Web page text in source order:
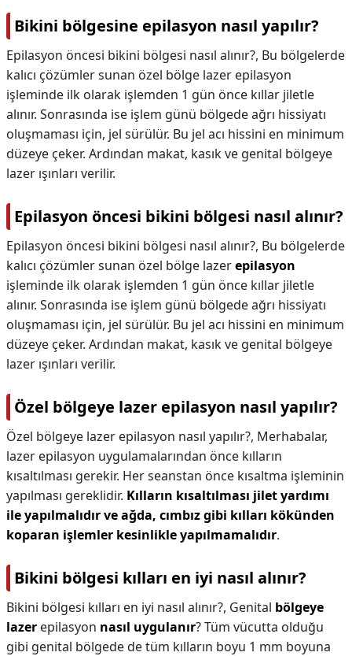
Bikini bölgesine epilasyon nasıl yapılır?
Epilasyon öncesi bikini bölgesi nasıl alınır?, Bu bölgelerde
kalıcı çözümler sunan özel bölge lazer epilasyon
işleminde ilk olarak işlemden 1 gün önce kıllar jiletle
alınır. Sonrasında ise işlem günü bölgede ağrı hissiyatı
oluşmaması için, jel sürülür. Bu jel acı hissini en minimum
düzeye çeker. Ardından makat, kasık ve genital bölgeye
lazer ışınları verilir.
Epilasyon öncesi bikini bölgesi nasıl alınır?
Epilasyon öncesi bikini bölgesi nasıl alınır?, Bu bölgelerde
kalıcı çözümler sunan özel bölge lazerepilasyon
işleminde ilk olarak işlemden 1 gün önce kıllar jiletle
alınır. Sonrasında ise işlem günü bölgede ağrı hissiyatı
oluşmaması için, jel sürülür. Bu jel acı hissini en minimum
düzeye çeker. Ardından makat, kasık ve genital bölgeye
lazer ışınları verilir.
Özel bölgeye lazer epilasyon nasıl yapılır?
Özel bölgeye lazer epilasyon nasıl yapılır?, Merhabalar,
lazer epilasyon uygulamalarından önce kılların
kısaltılması gerekir. Her seanstan önce kısaltma işleminin
yapılması gereklidir. Kılların kısaltılması jilet yardımı
ile yapılmalıdır ve ağda, cımbız gibi kılları kökünden
koparan işlemler kesinlikle yapılmamalıdır.
Bikini bölgesi kılları en iyi nasıl alınır?
Bikini bölgesi kılları en iyi nasıl alınır?, Genital bölgeye
lazer epilasyon nasıl uygulanır? Tüm vücutta olduğu
gibi genital bölgede de tüm kılların boyu 1 mm boyuna